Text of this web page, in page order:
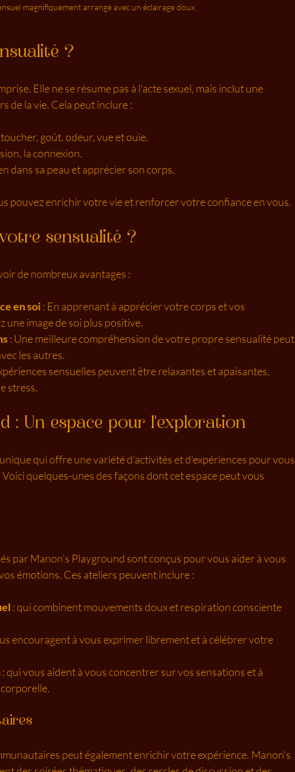
magnifiquement arrangé avec un éclairage doux.
?
Elle ne se résume pas à l'acte sexuel, mais inclut une
de la vie. Cela peut inclure :
toucher, goût, odeur, vue et ouïe.
la connexion.
dans sa peau et apprécier son corps.
pouvez enrichir votre vie et renforcer votre confiance en vous.
sensualité ?
de nombreux avantages :
en soi : En apprenant à apprécier votre corps et vos
une image de soi plus positive.
: Une meilleure compréhension de votre propre sensualité peut
les autres.
sensuelles peuvent être relaxantes et apaisantes,
stress.
: Un espace pour l'exploration
qui offre une variété d'activités et d'expériences pour vous
quelques-unes des façons dont cet espace peut vous
par Manon's Playground sont conçus pour vous aider à vous
émotions. Ces ateliers peuvent inclure :
: qui combinent mouvements doux et respiration consciente
encouragent à vous exprimer librement et à célébrer votre
: qui vous aident à vous concentrer sur vos sensations et à
peut également enrichir votre expérience. Manon's